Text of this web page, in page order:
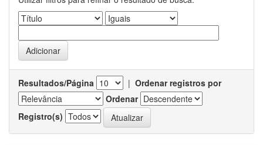
Resultados/Página | Ordenar registros por
Ordenar
Registro(s)